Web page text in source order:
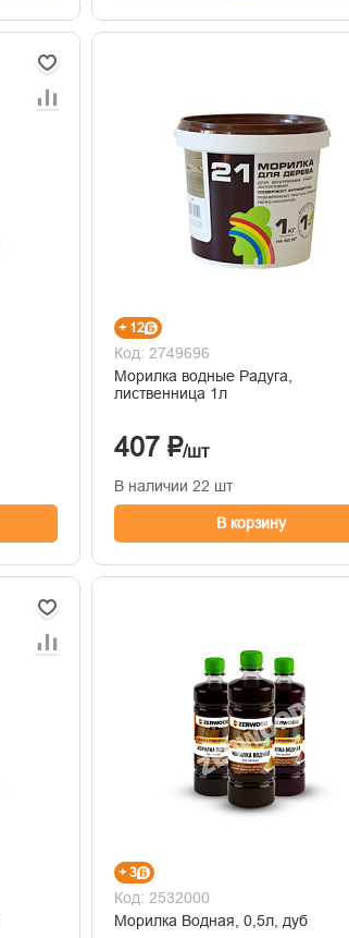
+ 12
Код: 2749696
Морилка водные Радуга,
лиственница 1л
407 ₽/шт
В наличии 22 шт
В корзину
+ 3
Код: 2532000
Морилка Водная, 0,5л, дуб